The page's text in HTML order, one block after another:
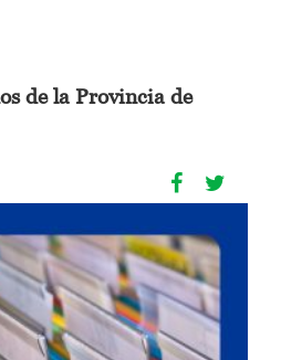
de la Provincia de